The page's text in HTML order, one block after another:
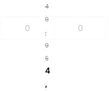
4
9
,
9
5
4
,